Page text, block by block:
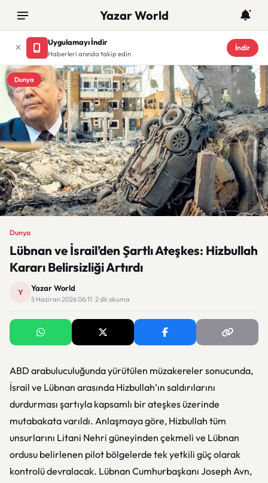
Yazar World
Uygulamayı İndir
Haberleri anında takip edin
İndir
Dunya
Dunya
Lübnan ve İsrail’den Şartlı Ateşkes: Hizbullah
Kararı Belirsizliği Artırdı
Y Yazar World
5 Haziran 2026 06:11 · 2 dk okuma
ABD arabuluculuğunda yürütülen müzakereler sonucunda,
İsrail ve Lübnan arasında Hizbullah’ın saldırılarını
durdurması şartıyla kapsamlı bir ateşkes üzerinde
mutabakata varıldı. Anlaşmaya göre, Hizbullah tüm
unsurlarını Litani Nehri güneyinden çekmeli ve Lübnan
ordusu belirlenen pilot bölgelerde tek yetkili güç olarak
kontrolü devralacak. Lübnan Cumhurbaşkanı Joseph Avn,